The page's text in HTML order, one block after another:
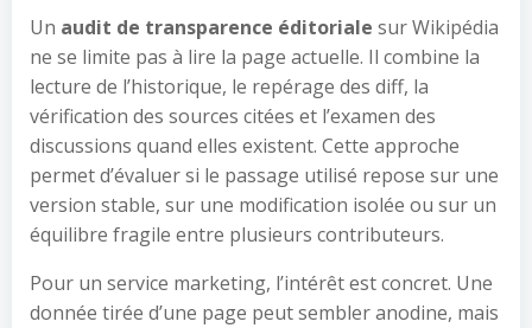
Un audit de transparence éditoriale sur Wikipédia
ne se limite pas à lire la page actuelle. Il combine la
lecture de l’historique, le repérage des diff, la
vérification des sources citées et l’examen des
discussions quand elles existent. Cette approche
permet d’évaluer si le passage utilisé repose sur une
version stable, sur une modification isolée ou sur un
équilibre fragile entre plusieurs contributeurs.
Pour un service marketing, l’intérêt est concret. Une
donnée tirée d’une page peut sembler anodine, mais